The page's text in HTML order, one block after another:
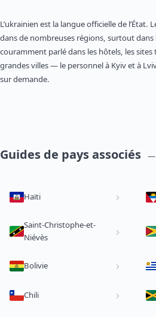
L’ukrainien est la langue officielle de l’État.
dans de nombreuses régions, surtout dans
couramment parlé dans les hôtels, les
grandes villes — le personnel à Kyiv et à
sur demande.
Guides de pays associés
—
Haïti
Saint-Christophe-et-
Niévès
Bolivie
Chili